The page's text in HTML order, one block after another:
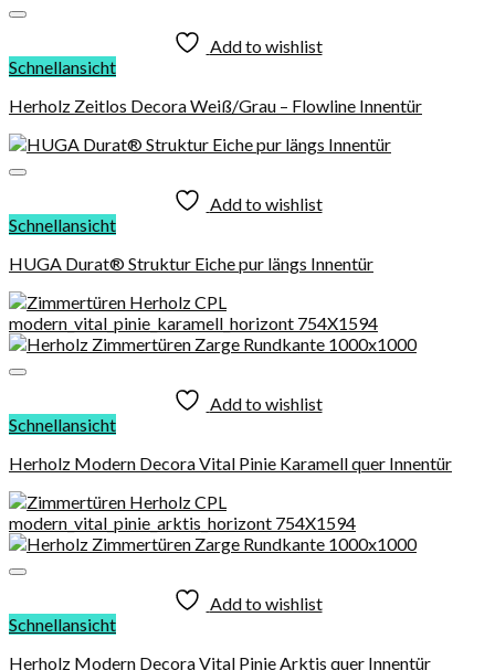
Add to wishlist
Schnellansicht
Herholz Zeitlos Decora Weiß/Grau – Flowline Innentür
Add to wishlist
Schnellansicht
HUGA Durat® Struktur Eiche pur längs Innentür
Add to wishlist
Schnellansicht
Herholz Modern Decora Vital Pinie Karamell quer Innentür
Add to wishlist
Schnellansicht
Herholz Modern Decora Vital Pinie Arktis quer Innentür